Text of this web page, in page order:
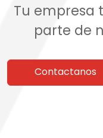
Tu empresa
parte de
Contactanos